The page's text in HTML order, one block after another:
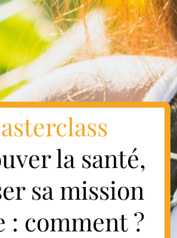
la santé,
sa mission
: comment ?